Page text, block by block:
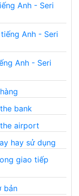
Anh - Seri
Anh - Seri
Anh - Seri
bank
airport
hay sử dụng
giao tiếp
bản